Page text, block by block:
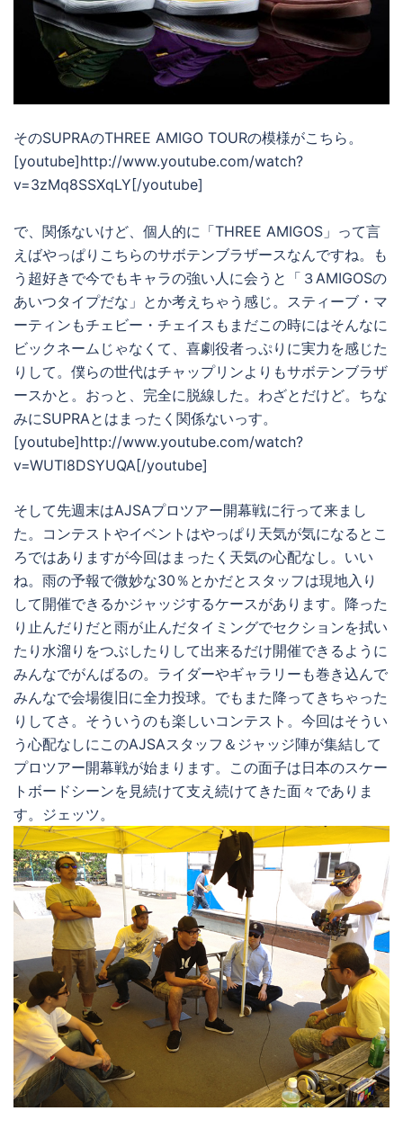
そのSUPRAのTHREE AMIGO TOURの模様がこちら。
[youtube]http://www.youtube.com/watch?
v=3zMq8SSXqLY[/youtube]
で、関係ないけど、個人的に「THREE AMIGOS」って言
えばやっぱりこちらのサボテンブラザースなんですね。も
う超好きで今でもキャラの強い人に会うと「３AMIGOSの
あいつタイプだな」とか考えちゃう感じ。スティーブ・マ
ーティンもチェビー・チェイスもまだこの時にはそんなに
ビックネームじゃなくて、喜劇役者っぷりに実力を感じた
りして。僕らの世代はチャップリンよりもサボテンブラザ
ースかと。おっと、完全に脱線した。わざとだけど。ちな
みにSUPRAとはまったく関係ないっす。
[youtube]http://www.youtube.com/watch?
v=WUTl8DSYUQA[/youtube]
そして先週末はAJSAプロツアー開幕戦に行って来まし
た。コンテストやイベントはやっぱり天気が気になるとこ
ろではありますが今回はまったく天気の心配なし。いい
ね。雨の予報で微妙な30％とかだとスタッフは現地入り
して開催できるかジャッジするケースがあります。降った
り止んだりだと雨が止んだタイミングでセクションを拭い
たり水溜りをつぶしたりして出来るだけ開催できるように
みんなでがんばるの。ライダーやギャラリーも巻き込んで
みんなで会場復旧に全力投球。でもまた降ってきちゃった
りしてさ。そういうのも楽しいコンテスト。今回はそうい
う心配なしにこのAJSAスタッフ＆ジャッジ陣が集結して
プロツアー開幕戦が始まります。この面子は日本のスケー
トボードシーンを見続けて支え続けてきた面々でありま
す。ジェッツ。